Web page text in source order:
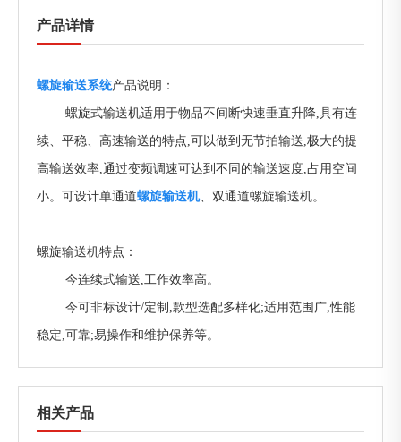
产品详情
螺旋输送系统产品说明：
螺旋式输送机适用于物品不间断快速垂直升降,具有连
续、平稳、高速输送的特点,可以做到无节拍输送,极大的提
高输送效率,通过变频调速可达到不同的输送速度,占用空间
小。可设计单通道螺旋输送机、双通道螺旋输送机。
螺旋输送机特点：
今连续式输送,工作效率高。
今可非标设计/定制,款型选配多样化;适用范围广,性能
稳定,可靠;易操作和维护保养等。
相关产品